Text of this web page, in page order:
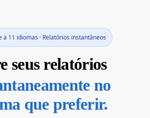
a 11 idiomas · Relatórios instantâneos
seus relatórios
no
que preferir.